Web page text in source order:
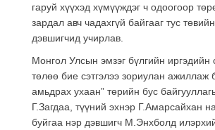
гаруй хүүхэд хүмүүждэг ч одоогоор
зардал авч чадахгүй байгааг тус
дэвшигчид учирлав.
Монгол Улсын эмзэг бүлгийн иргэдийн
төлөө бие сэтгэлээ зориулан ажиллаж
амьдрах ухаан” төрийн бус
Г.Загдаа, түүний эхнэр Г.Амарсайхан
буйгаа нэр дэвшигч М.Энхболд